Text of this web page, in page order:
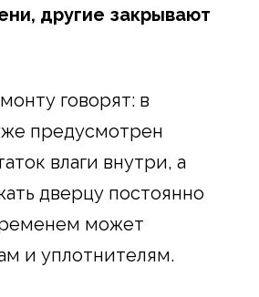
другие закрывают
говорят: в
предусмотрен
влаги внутри, а
дверцу постоянно
может
и уплотнителям.